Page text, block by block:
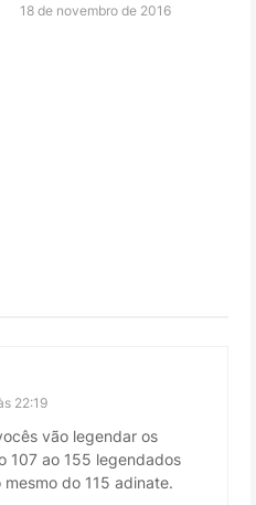
18 de novembro de 2016
22:19
vão legendar os
107 ao 155 legendados
do 115 adinate.